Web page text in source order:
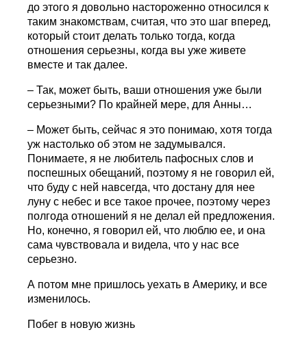
до этого я довольно настороженно относился к
таким знакомствам, считая, что это шаг вперед,
который стоит делать только тогда, когда
отношения серьезны, когда вы уже живете
вместе и так далее.
– Так, может быть, ваши отношения уже были
серьезными? По крайней мере, для Анны…
– Может быть, сейчас я это понимаю, хотя тогда
уж настолько об этом не задумывался.
Понимаете, я не любитель пафосных слов и
поспешных обещаний, поэтому я не говорил ей,
что буду с ней навсегда, что достану для нее
луну с небес и все такое прочее, поэтому через
полгода отношений я не делал ей предложения.
Но, конечно, я говорил ей, что люблю ее, и она
сама чувствовала и видела, что у нас все
серьезно.
А потом мне пришлось уехать в Америку, и все
изменилось.
Побег в новую жизнь